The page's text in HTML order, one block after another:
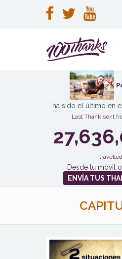
ha sido el último en
Last Thank sent
travelled
Desde tu móvil
ENVÍA TUS